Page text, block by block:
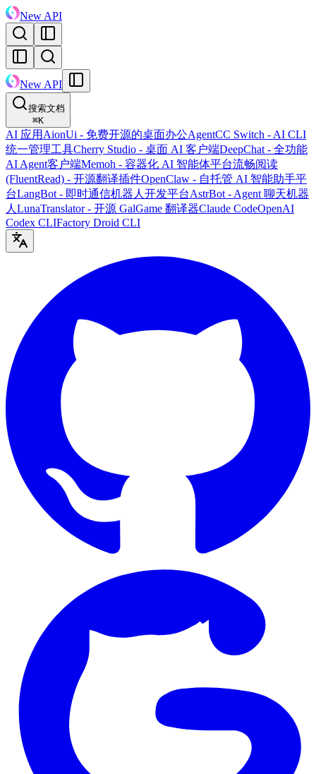
New API
New API
搜索文档
⌘K
AI 应用 AionUi - 免费开源的桌面办公AgentCC Switch - AI CLI
统一管理工具Cherry Studio - 桌面 AI 客户端DeepChat - 全功能
AI Agent客户端Memoh - 容器化 AI 智能体平台流畅阅读
(FluentRead) - 开源翻译插件OpenClaw - 自托管 AI 智能助手平
台LangBot - 即时通信机器人开发平台AstrBot - Agent 聊天机器
人 LunaTranslator - 开源 GalGame 翻译器Claude CodeOpenAI
Codex CLIFactory Droid CLI